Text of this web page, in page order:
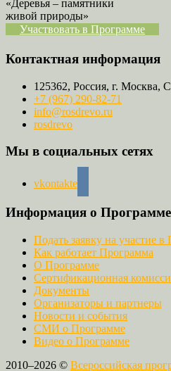
«Деревья – памятники
живой природы»
Участвовать в Программе
Контактная информация
125362, Россия, г. Москва,
+7 (967) 290-82-71
info@rosdrevo.ru
rosdrevo
Мы в социальных сетях
vkontakte
Информация о Программе
Подать заявку на участие
Как работает Программа
О Программе
Сертификационная
Документы
Организаторы и партнеры
Новости и события
СМИ о Программе
Видео о Программе
2010–2026 © Всероссийская